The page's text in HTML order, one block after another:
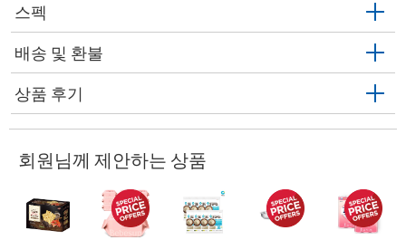
스펙
배송 및 환불
상품 후기
회원님께 제안하는 상품